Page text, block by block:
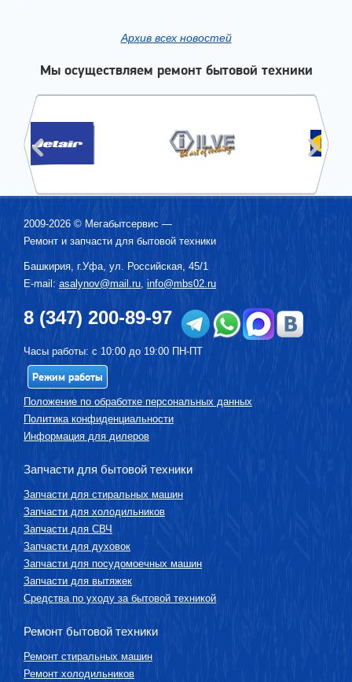
Архив всех новостей
Мы осуществляем ремонт бытовой техники
2009-2026 © Мегабытсервис —
Ремонт и запчасти для бытовой техники
Башкирия, г.Уфа, ул. Российская, 45/1
E-mail: asalynov@mail.ru, info@mbs02.ru
8 (347) 200-89-97
Часы работы: с 10:00 до 19:00 ПН-ПТ
Режим работы
Положение по обработке персональных данных
Политика конфиденциальности
Информация для дилеров
Запчасти для бытовой техники
Запчасти для стиральных машин
Запчасти для холодильников
Запчасти для СВЧ
Запчасти для духовок
Запчасти для посудомоечных машин
Запчасти для вытяжек
Средства по уходу за бытовой техникой
Ремонт бытовой техники
Ремонт стиральных машин
Ремонт холодильников